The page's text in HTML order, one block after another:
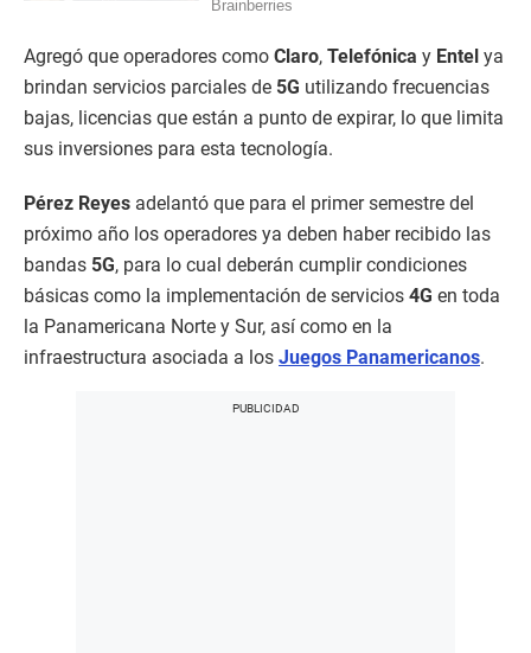
Agregó que operadores como Claro, Telefónica y Entel ya
brindan servicios parciales de 5G utilizando frecuencias
bajas, licencias que están a punto de expirar, lo que limita
sus inversiones para esta tecnología.
Pérez Reyes adelantó que para el primer semestre del
próximo año los operadores ya deben haber recibido las
bandas 5G, para lo cual deberán cumplir condiciones
básicas como la implementación de servicios 4G en toda
la Panamericana Norte y Sur, así como en la
infraestructura asociada a los Juegos Panamericanos.